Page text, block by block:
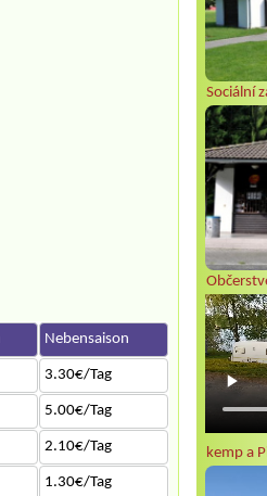
Sociální
kemp a
Nebensaison
3.30€/Tag
5.00€/Tag
2.10€/Tag
1.30€/Tag